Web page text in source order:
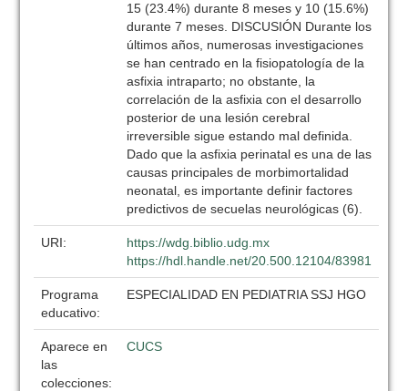
15 (23.4%) durante 8 meses y 10 (15.6%)
durante 7 meses. DISCUSIÓN Durante los
últimos años, numerosas investigaciones
se han centrado en la fisiopatología de la
asfixia intraparto; no obstante, la
correlación de la asfixia con el desarrollo
posterior de una lesión cerebral
irreversible sigue estando mal definida.
Dado que la asfixia perinatal es una de las
causas principales de morbimortalidad
neonatal, es importante definir factores
predictivos de secuelas neurológicas (6).
URI:
https://wdg.biblio.udg.mx
https://hdl.handle.net/20.500.12104/83981
Programa
educativo:
ESPECIALIDAD EN PEDIATRIA SSJ HGO
Aparece en
las
colecciones:
CUCS